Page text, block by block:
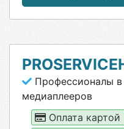
Профессионалы
медиаплееров
Оплата картой